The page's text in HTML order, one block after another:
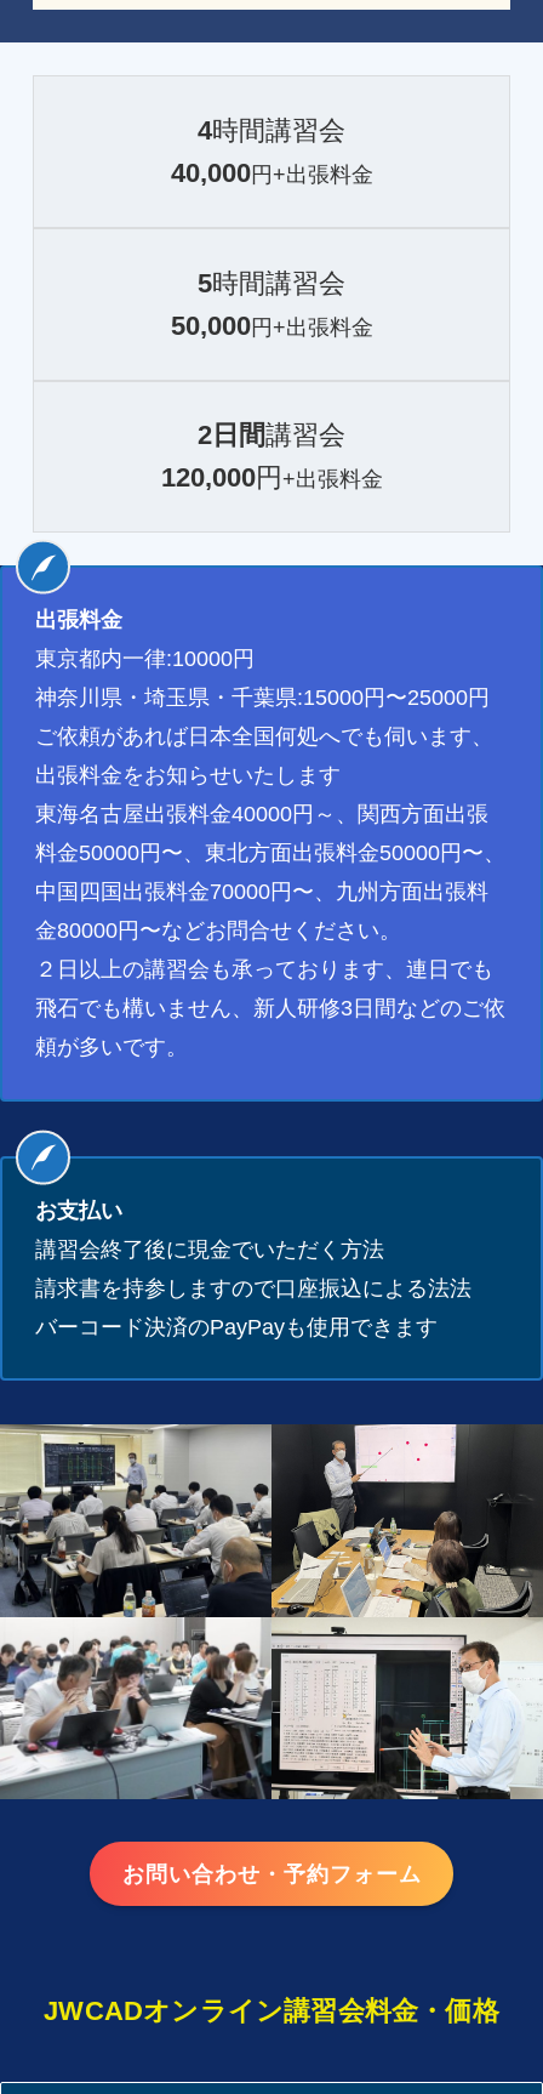
4時間講習会
40,000円+出張料金
5時間講習会
50,000円+出張料金
2日間講習会
120,000円 +出張料金
出張料金
東京都内一律:10000円
神奈川県・埼玉県・千葉県:15000円〜25000円
ご依頼があれば日本全国何処へでも伺います、
出張料金をお知らせいたします
東海名古屋出張料金40000円～、関西方面出張
料金50000円〜、東北方面出張料金50000円〜、
中国四国出張料金70000円〜、九州方面出張料
金80000円〜などお問合せください。
２日以上の講習会も承っております、連日でも
飛石でも構いません、新人研修3日間などのご依
頼が多いです。
お支払い
講習会終了後に現金でいただく方法
請求書を持参しますので口座振込による法法
バーコード決済のPayPayも使用できます
お問い合わせ・予約フォーム
JWCADオンライン講習会料金・価格